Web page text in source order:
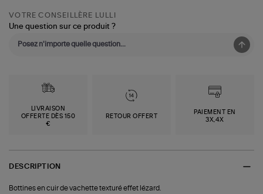
VOTRE CONSEILLÈRE LULLI
Une question sur ce produit ?
LIVRAISON
OFFERTE DÈS 150
€
RETOUR OFFERT
PAIEMENT EN
3X,4X
DESCRIPTION
Bottines en cuir de vachette texturé effet lézard.